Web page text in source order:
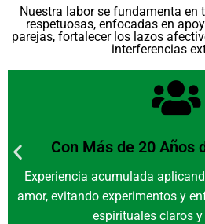
Nuestra labor se fundamenta en
respetuosas, enfocadas en
parejas, fortalecer los lazos
interferencias
Con Más de 20 Años
Experiencia acumulada
amor, evitando experimentos y
espirituales claros